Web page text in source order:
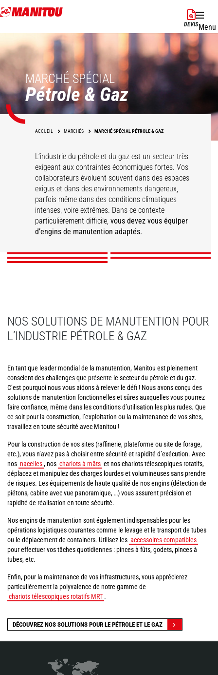
Aller
au
principal
DEVISMenu
MARCHÉ SPÉCIAL
Pétrole & Gaz
ACCUEIL MARCHÉS MARCHÉ SPÉCIAL PÉTROLE & GAZ
L’industrie du pétrole et du gaz est un secteur très
exigeant aux contraintes économiques fortes. Vos
collaborateurs évoluent souvent dans des espaces
exigus et dans des environnements dangereux,
parfois même dans des conditions climatiques
intenses, voire extrêmes. Dans ce contexte
particulièrement difficile,vous devez vous équiper
d’engins de manutention adaptés.
Construction
Support aux
opérations
Maintenance
DÉCOUVRIR
Sécurité
DÉCOUVRIR
Raffinage Pétrolier
DÉCOUVRIR
NOS SOLUTIONS DE MANUTENTION POUR
L’INDUSTRIE PÉTROLE & GAZ
En tant que leader mondial de la manutention, Manitou est pleinement
conscient des challenges que présente le secteur du pétrole et du gaz.
C’est pourquoi nous vous aidons à relever le défi ! Nous avons conçu des
solutions de manutention fonctionnelles et sûres auxquelles vous pourrez
faire confiance, même dans les conditions d’utilisation les plus rudes. Que
ce soit pour la construction, l’exploitation ou la maintenance de vos sites,
travaillez en toute sécurité avec Manitou !
Pour la construction de vos sites (raffinerie, plateforme ou site de forage,
etc.), vous n’avez pas à choisir entre sécurité et rapidité d’exécution. Avec
nos nacelles, nos chariots à mâts et nos chariots télescopiques rotatifs,
déplacez et manipulez des charges lourdes et volumineuses sans prendre
de risques. Les équipements de haute qualité de nos engins (détection de
piétons, cabine avec vue panoramique, …) vous assurent précision et
rapidité de réalisation en toute sécurité.
Nos engins de manutention sont également indispensables pour les
opérations logistiques courantes comme le levage et le transport de tubes
ou le déplacement de containers. Utilisez les accessoires compatibles
pour effectuer vos tâches quotidiennes : pinces à fûts, godets, pinces à
tubes, etc.
Enfin, pour la maintenance de vos infrastructures, vous apprécierez
particulièrement la polyvalence de notre gamme de
chariots télescopiques rotatifs MRT .
DÉCOUVREZ NOS SOLUTIONS POUR LE PÉTROLE ET LE GAZ